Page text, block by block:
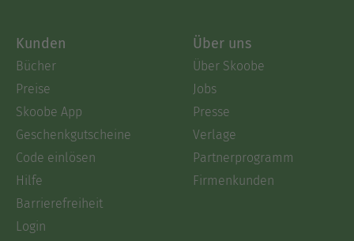
Kunden
Bücher
Preise
Skoobe App
Geschenkgutscheine
Code einlösen
Hilfe
Barrierefreiheit
Login
Über uns
Über Skoobe
Jobs
Presse
Verlage
Partnerprogramm
Firmenkunden